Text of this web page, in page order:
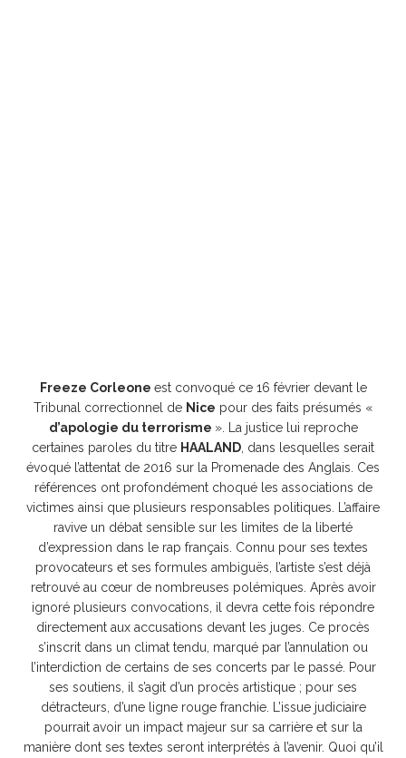
Freeze Corleone est convoqué ce 16 février devant le
Tribunal correctionnel de Nice pour des faits présumés «
d’apologie du terrorisme ». La justice lui reproche
certaines paroles du titre HAALAND , dans lesquelles serait
évoqué l’attentat de 2016 sur la Promenade des Anglais. Ces
références ont profondément choqué les associations de
victimes ainsi que plusieurs responsables politiques. L’affaire
ravive un débat sensible sur les limites de la liberté
d’expression dans le rap français. Connu pour ses textes
provocateurs et ses formules ambiguës, l’artiste s’est déjà
retrouvé au cœur de nombreuses polémiques. Après avoir
ignoré plusieurs convocations, il devra cette fois répondre
directement aux accusations devant les juges. Ce procès
s’inscrit dans un climat tendu, marqué par l’annulation ou
l’interdiction de certains de ses concerts par le passé. Pour
ses soutiens, il s’agit d’un procès artistique ; pour ses
détracteurs, d’une ligne rouge franchie. L’issue judiciaire
pourrait avoir un impact majeur sur sa carrière et sur la
manière dont ses textes seront interprétés à l’avenir. Quoi qu’il